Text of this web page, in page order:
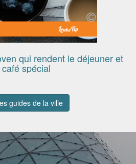
qui rendent le déjeuner et
café spécial
guides de la ville